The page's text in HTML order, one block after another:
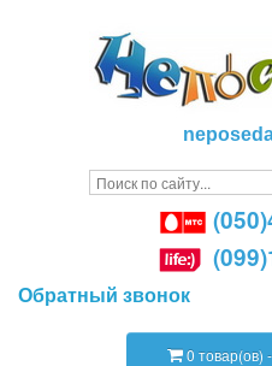
Обратный звонок
0 товар(ов)